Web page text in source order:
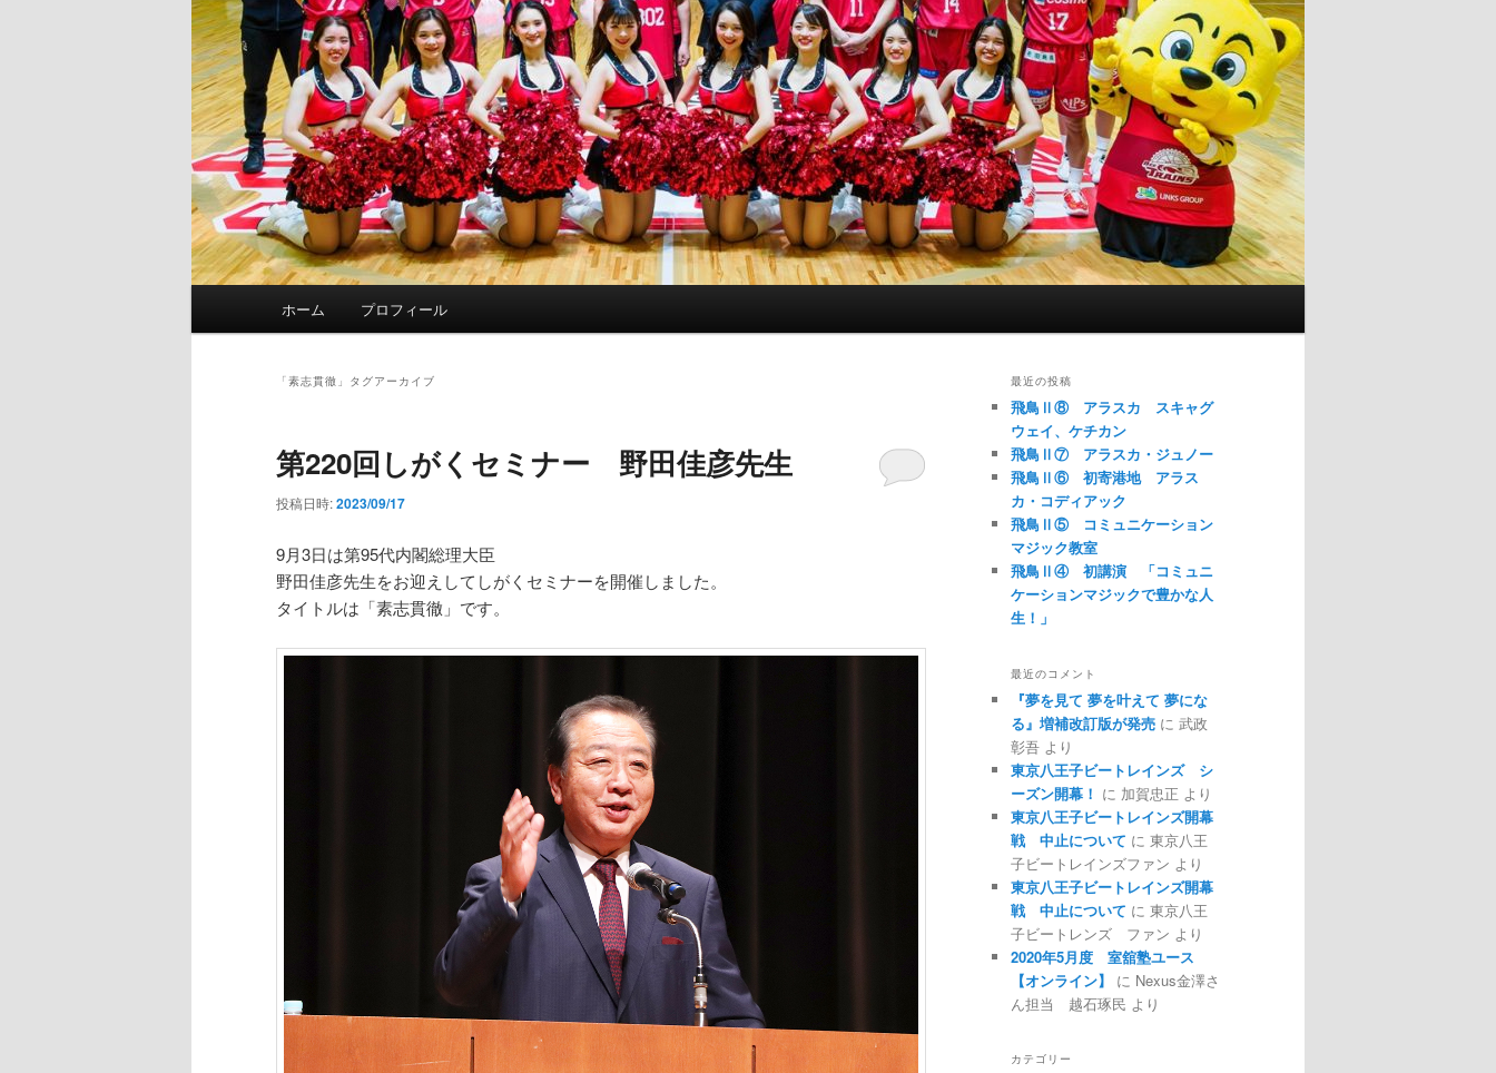
ホーム プロフィール
「素志貫徹 」タグアーカイブ
第220回しがくセミナー 野田佳彦先生
投稿日時:2023/09/17
9月3日は第95代内閣総理大臣
野田佳彦先生をお迎えしてしがくセミナーを開催しました。
タイトルは「素志貫徹」です。
最近の投稿
飛鳥Ⅱ⑧ アラスカ スキャグ
ウェイ、ケチカン
飛鳥Ⅱ⑦ アラスカ・ジュノー
飛鳥Ⅱ⑥ 初寄港地 アラス
カ・コディアック
飛鳥Ⅱ⑤ コミュニケーション
マジック教室
飛鳥Ⅱ④ 初講演 「コミュニ
ケーションマジックで豊かな人
生！」
最近のコメント
『夢を見て 夢を叶えて 夢にな
る』増補改訂版が発売 に 武政
彰吾 より
東京八王子ビートレインズ シ
ーズン開幕！ に 加賀忠正 より
東京八王子ビートレインズ開幕
戦 中止について に 東京八王
子ビートレインズファン より
東京八王子ビートレインズ開幕
戦 中止について に 東京八王
子ビートレンズ ファン より
2020年5月度 室舘塾ユース
【オンライン】
に Nexus金澤さ
ん担当 越石琢民 より
カテゴリー